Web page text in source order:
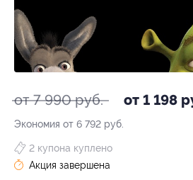
от 7 990 руб. от 1 198
Экономия от 6 792 руб.
2 купона куплено
Акция завершена